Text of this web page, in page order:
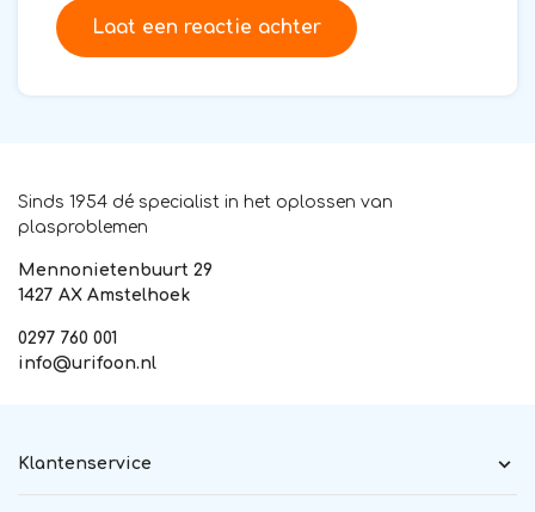
Laat een reactie achter
Sinds 1954 dé specialist in het oplossen van
plasproblemen
Mennonietenbuurt 29
1427 AX Amstelhoek
0297 760 001
info@urifoon.nl
Klantenservice